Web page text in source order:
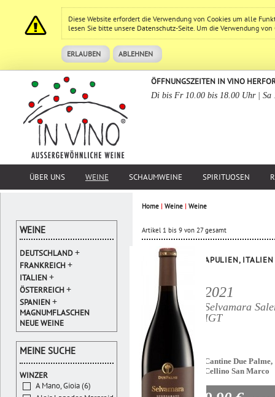
Diese Website erfordert die Verwendung von Cookies um alle
lesen Sie bitte unsere Datenschutz-Seite. Um die Verwendung
ERLAUBEN ABLEHNEN
ÖFFNUNGSZEITEN IN VINO
Di bis Fr 10.00 bis 18.00 Uhr | Sa
ÜBER UNS WEINE SCHAUMWEINE SPIRITUOSEN
Home | Weine | Weine
Artikel 1 bis 9 von 27 gesamt
APULIEN, ITALIEN
2021
Selvamara
IGT
Cantine Due Palme,
Cellino San Marco
WEINE
DEUTSCHLAND+
FRANKREICH+
ITALIEN+
ÖSTERREICH+
SPANIEN+
MAGNUMFLASCHEN
NEUE WEINE
MEINE SUCHE
WINZER
A Mano, Gioia (6)